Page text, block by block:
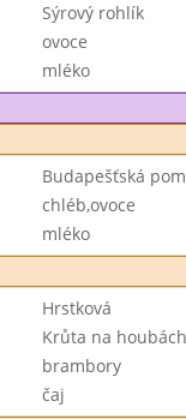
Sýrový rohlík
ovoce
mléko
Budapešťská
chléb,ovoce
mléko
Hrstková
Krůta na houbách
brambory
čaj